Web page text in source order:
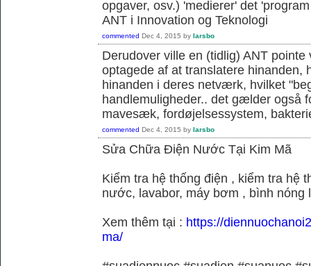
opgaver, osv.) 'medierer' det
ANT i Innovation og Teknologi
commented Dec 4, 2015 by larsbo
Derudover ville en (tidlig) ANT
optagede af at translatere hinanden,
hinanden i deres netværk, hvilket
handlemuligheder.. det gælder også
mavesæk, fordøjelsessystem,
commented Dec 4, 2015 by larsbo
Sửa Chữa Điện Nước Tại Kim Mã
Kiểm tra hệ thống điện , kiểm tra hệ
nước, lavabor, máy bơm , bình nóng
Xem thêm tại : https://
ma/